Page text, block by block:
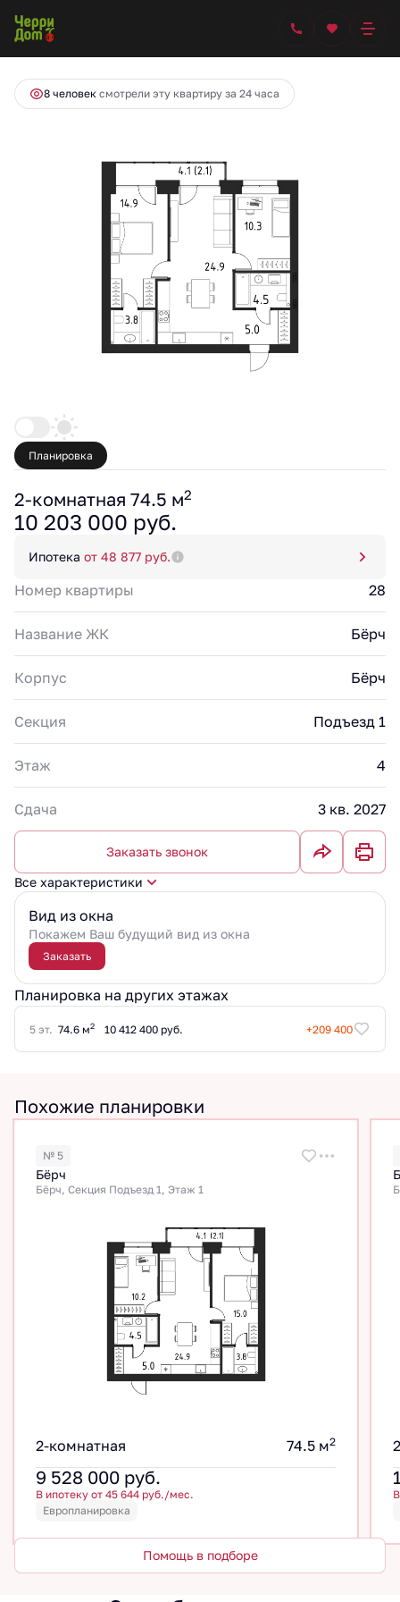
2-комнатная 10 203 000 руб.
Ипотека
8 человек смотрели эту квартиру за 24 часа
Планировка
2-комнатная 74.5 м2
10 203 000 руб.
Ипотека от 48 877 руб.
Номер квартиры 28
Название ЖК Бёрч
Корпус Бёрч
Секция Подъезд 1
Этаж 4
Сдача 3 кв. 2027
Заказать звонок
Все характеристики
Вид из окна
Покажем Ваш будущий вид из окна
Заказать
Планировка на других этажах
5 эт. 74.6 м2 10 412 400 руб. +209 400
Похожие планировки
№ 5
Бёрч
Бёрч, Секция Подъезд 1, Этаж 1
2-комнатная 74.5 м2
9 528 000 руб.
В ипотеку от 45 644 руб./мес.
Европланировка
Помощь в подборе